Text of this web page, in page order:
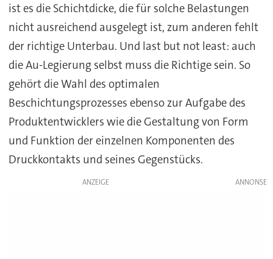
ist es die Schichtdicke, die für solche Belastungen
nicht ausreichend ausgelegt ist, zum anderen fehlt
der richtige Unterbau. Und last but not least: auch
die Au-Legierung selbst muss die Richtige sein. So
gehört die Wahl des optimalen
Beschichtungsprozesses ebenso zur Aufgabe des
Produktentwicklers wie die Gestaltung von Form
und Funktion der einzelnen Komponenten des
Druckkontakts und seines Gegenstücks.
ANZEIGE